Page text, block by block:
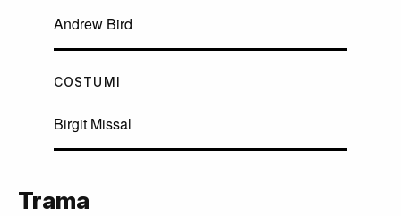
Andrew Bird
COSTUMI
Birgit Missal
Trama